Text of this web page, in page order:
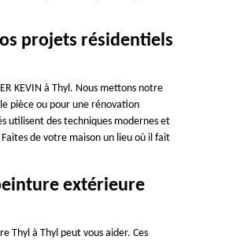
projets résidentiels
KEVIN à Thyl. Nous mettons notre
pièce ou pour une rénovation
utilisent des techniques modernes et
de votre maison un lieu où il fait
extérieure
Thyl à Thyl peut vous aider. Ces